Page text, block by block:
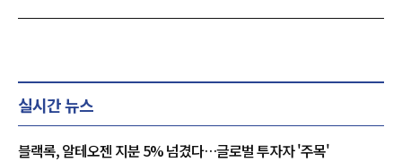
실시간 뉴스
블랙록, 알테오젠 지분 5% 넘겼다…글로벌 투자자 '주목'